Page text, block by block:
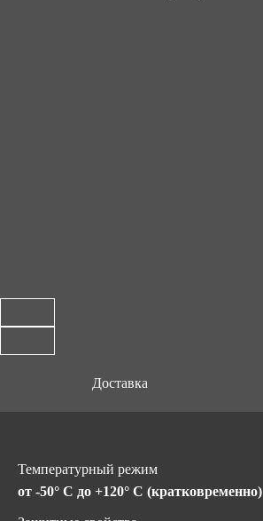
Доставка
Температурный режим
от -50° C до +120° C (кратковременно)